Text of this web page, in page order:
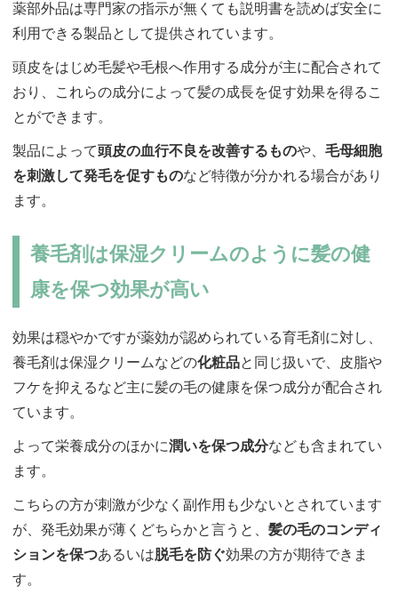
薬部外品は専門家の指示が無くても説明書を読めば安全に
利用できる製品として提供されています。
頭皮をはじめ毛髪や毛根へ作用する成分が主に配合されて
おり、これらの成分によって髪の成長を促す効果を得るこ
とができます。
製品によって頭皮の血行不良を改善するものや、 毛母細胞
を刺激して発毛を促すものなど特徴が分かれる場合があり
ます。
養毛剤は保湿クリームのように髪の健
康を保つ効果が高い
効果は穏やかですが薬効が認められている育毛剤に対し、
養毛剤は保湿クリームなどの化粧品と同じ扱いで、皮脂や
フケを抑えるなど主に髪の毛の健康を保つ成分が配合され
ています。
よって栄養成分のほかに潤いを保つ成分なども含まれてい
ます。
こちらの方が刺激が少なく副作用も少ないとされています
が、発毛効果が薄くどちらかと言うと、 髪の毛のコンディ
ションを保つあるいは脱毛を防ぐ効果の方が期待できま
す。